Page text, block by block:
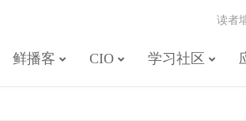
鲜播客 CIO 学习社区
读者